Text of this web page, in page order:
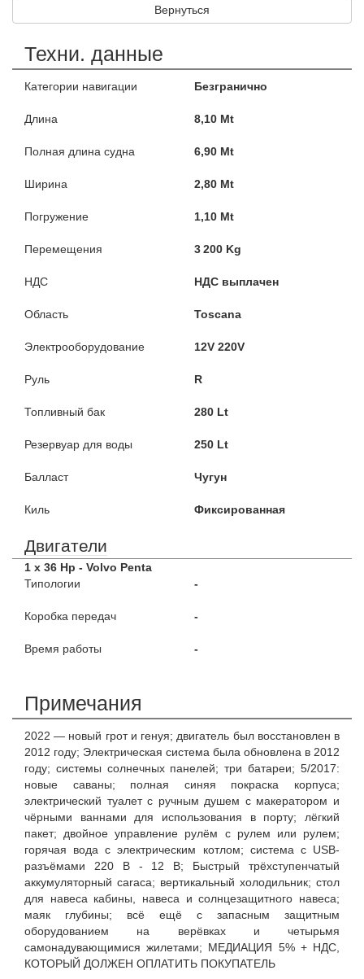
Вернуться
Техни. данные
Категории навигации Безгранично
Длина 8,10 Mt
Полная длина судна 6,90 Mt
Ширина 2,80 Mt
Погружение 1,10 Mt
Перемещения 3 200 Kg
НДС НДС выплачен
Область Toscana
Электрооборудование 12V 220V
Руль R
Топливный бак 280 Lt
Резервуар для воды 250 Lt
Балласт Чугун
Киль Фиксированная
Двигатели
1 x 36 Hp - Volvo Penta
Типологии
-
Коробка передач -
Время работы -
Примечания
2022 — новый грот и генуя; двигатель был восстановлен в
2012 году; Электрическая система была обновлена в 2012
году; системы солнечных панелей; три батареи; 5/2017:
новые саваны; полная синяя покраска корпуса;
электрический туалет с ручным душем с макератором и
чёрными ваннами для использования в порту; лёгкий
пакет; двойное управление рулём с рулем или рулем;
горячая вода с электрическим котлом; система с USB-
разъёмами 220 В - 12 В; Быстрый трёхступенчатый
аккумуляторный caraca; вертикальный холодильник; стол
для навеса кабины, навеса и солнцезащитного навеса;
маяк глубины; всё ещё с запасным защитным
оборудованием на верёвках и четырьмя
самонадувающимися жилетами; МЕДИАЦИЯ 5% + НДС,
КОТОРЫЙ ДОЛЖЕН ОПЛАТИТЬ ПОКУПАТЕЛЬ